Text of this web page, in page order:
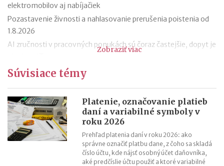
elektromobilov aj nabíjačiek
Pozastavenie živnosti a nahlasovanie prerušenia poistenia od
1.8.2026
AI zručnosti v pracovných ponukách sú čoraz častejšie, dopyt je
Návrat z dovolenky mimo EÚ: čo si možno priniesť bez platenia
Nové pravidlá EÚ v leteckej doprave: zlepšenie práv pre
cestujúcich
Riziká lacného „značkového“ tovaru: strata peňazí aj ohrozenie
zdravia
Nové pravidlá kontroly PZP od 1.8.2026
Nárok na daňový bonus či platenie poistného: pravidlá a
Zobraziť viac
Súvisiace témy
Platenie, označovanie platieb
daní a variabilné symboly v
roku 2026
Prehľad platenia daní v roku 2026: ako
správne označiť platbu dane, z čoho sa skladá
číslo účtu, kde nájsť osobný účet daňovníka,
aké predčíslie účtu použiť a ktoré variabilné